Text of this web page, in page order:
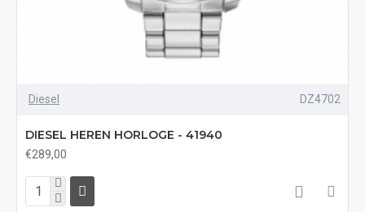
Diesel DZ4702
DIESEL HEREN HORLOGE - 41940
€289,00